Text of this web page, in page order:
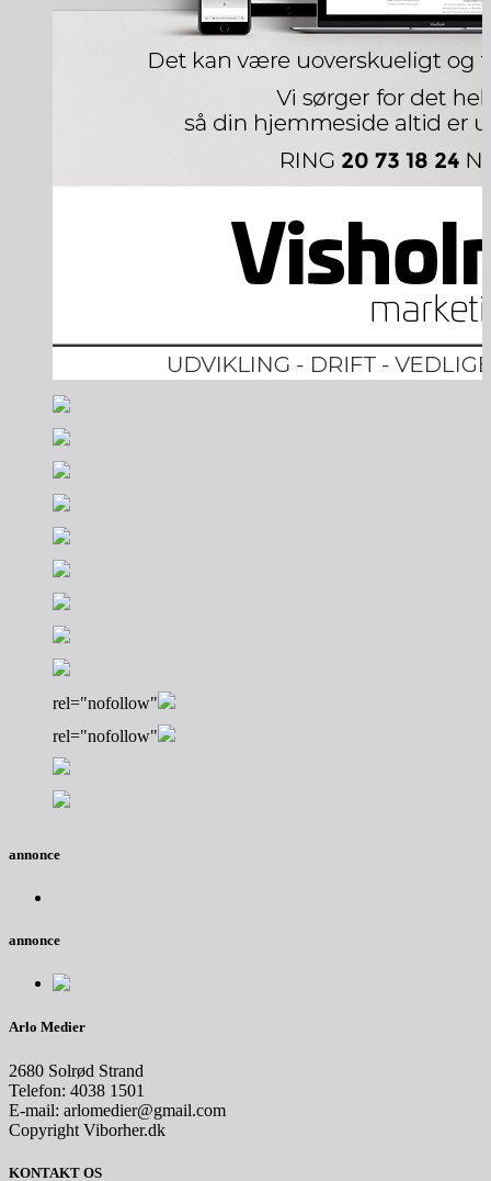
rel="nofollow"
rel="nofollow"
annonce
annonce
Arlo Medier
2680 Solrød Strand
Telefon: 4038 1501
E-mail: arlomedier@gmail.com
Copyright Viborher.dk
KONTAKT OS